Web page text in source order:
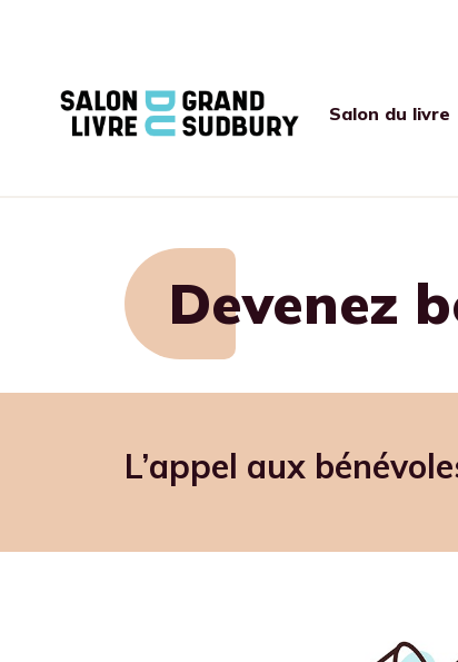
Salon du livre
Devenez
L’appel aux